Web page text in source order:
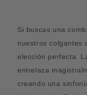
Si buscas una
nuestros colgantes
elección perfecta.
entrelaza
creando una